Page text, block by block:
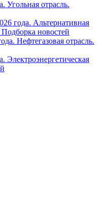
Угольная отрасль.
года. Альтернативная
новостей
Нефтегазовая отрасль.
Электроэнергетическая